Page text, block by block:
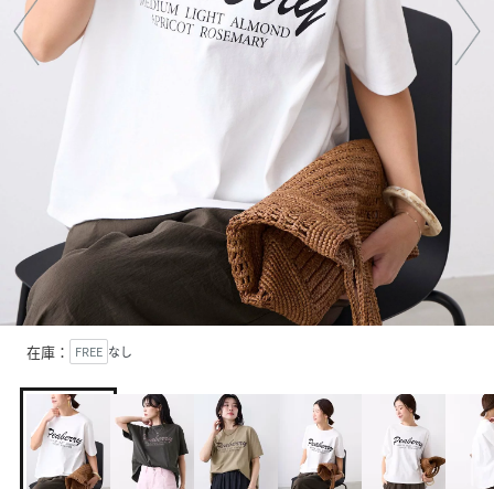
在庫： FREE なし